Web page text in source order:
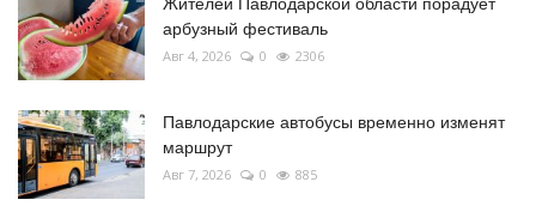
арбузный фестиваль
Авг 4, 2026 0 2306
Павлодарские автобусы временно изменят
маршрут
Авг 7, 2026 0 885